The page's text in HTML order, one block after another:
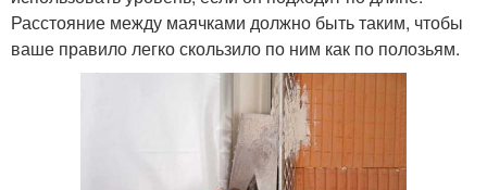
Расстояние между маячками должно быть таким, чтобы
ваше правило легко скользило по ним как по полозьям.